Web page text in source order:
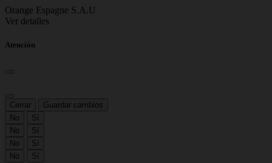
Orange Espagne S.A.U
Ver detalles
Atención
Cerrar
Guardar cambios
No
Sí
No
Sí
No
Sí
No
Sí